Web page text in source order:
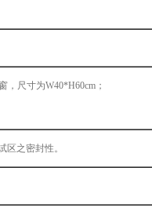
， 尺寸为W40*H60cm；
区之密封性。